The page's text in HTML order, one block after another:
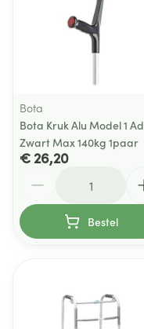
Bota
Bota Kruk Alu Model 1 Ad
Zwart Max 140kg 1paar
€ 26,20
Bestel